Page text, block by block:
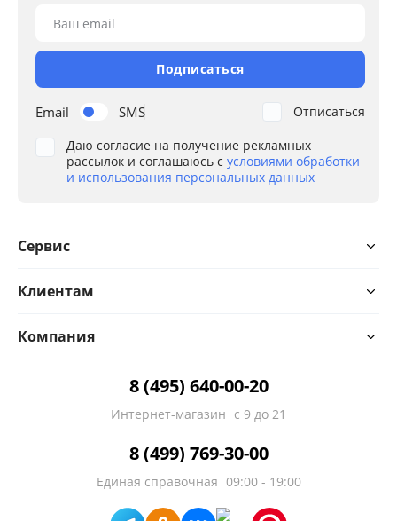
Email SMS
Ваш email
Подписаться
Даю согласие на получение рекламных
рассылок и соглашаюсь с условиями обработки
и использования персональных данных
Отписаться
Сервис
Клиентам
Компания
8 (495) 640-00-20
Интернет-магазин с 9 до 21
8 (499) 769-30-00
Единая справочная 09:00 - 19:00